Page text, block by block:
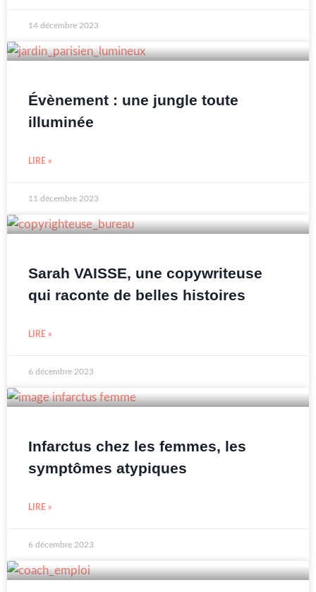
14 décembre 2023
Évènement : une jungle toute
illuminée
LIRE »
11 décembre 2023
Sarah VAISSE, une copywriteuse
qui raconte de belles histoires
LIRE »
6 décembre 2023
Infarctus chez les femmes, les
symptômes atypiques
LIRE »
6 décembre 2023